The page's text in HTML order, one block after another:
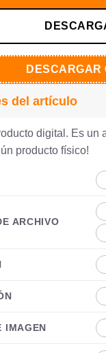
DESCARGAR
del artículo
digital. Es un
producto físico!
ARCHIVO
IMAGEN